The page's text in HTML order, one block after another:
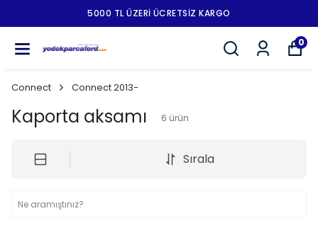
5000 TL ÜZERI ÜCRETSIZ KARGO
0
Connect Connect 2013-
Kaporta aksamı 6 ürün
Sırala